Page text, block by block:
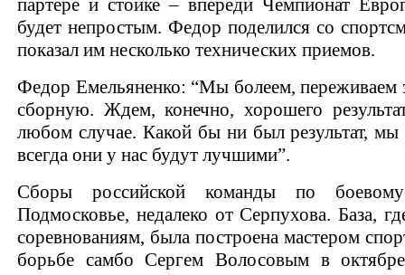
партере и стойке – впереди Чемпионат
будет непростым. Федор поделился со
показал им несколько технических приемов.
Федор Емельяненко: “Мы болеем, переживаем
сборную. Ждем, конечно, хорошего
любом случае. Какой бы ни был результат, мы
всегда они у нас будут лучшими”.
Сборы российской команды по
Подмосковье, недалеко от Серпухова. База,
соревнованиям, была построена мастером
борьбе самбо Сергем Волосовым в